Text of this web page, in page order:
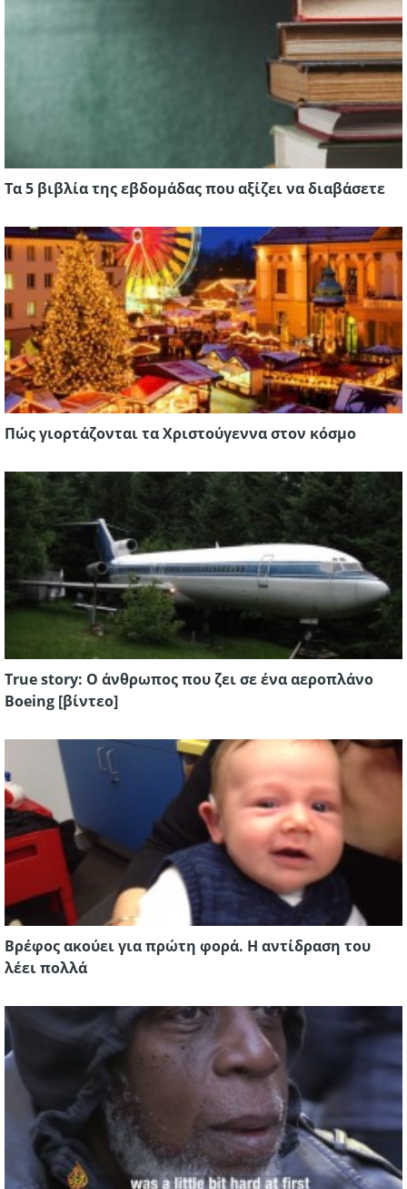
Τα 5 βιβλία της εβδομάδας που αξίζει να διαβάσετε
Πώς γιορτάζονται τα Χριστούγεννα στον κόσμο
True story: Ο άνθρωπος που ζει σε ένα αεροπλάνο
Boeing [βίντεο]
Βρέφος ακούει για πρώτη φορά. Η αντίδραση του
λέει πολλά